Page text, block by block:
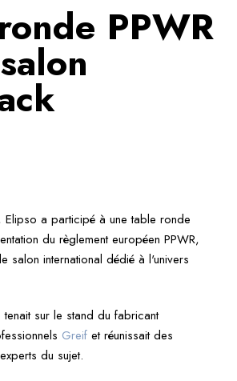
PPWR
Elipso a participé à une table ronde
du règlement européen PPWR,
salon international dédié à l'univers
sur le stand du fabricant
Greif et réunissait des
du sujet.